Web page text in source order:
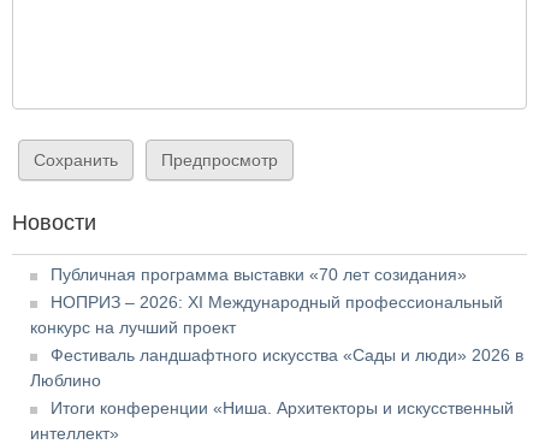
Новости
Публичная программа выставки «70 лет созидания»
НОПРИЗ – 2026: XI Международный профессиональный
конкурс на лучший проект
Фестиваль ландшафтного искусства «Сады и люди» 2026 в
Люблино
Итоги конференции «Ниша. Архитекторы и искусственный
интеллект»